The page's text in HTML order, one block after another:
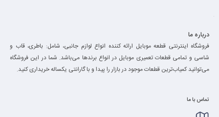
درباره ما
فروشگاه اینترنتی قطعه موبایل ارائه کننده انواع لوازم جانبی، شامل: باطری، قاب و
شاسی و تمامی قطعات تعمیری موبایل در انواع برند‌ها می‌باشد. شما در این فروشگاه
می‌توانید کمیاب‌ترین قطعات موجود در بازار را پیدا و با گارانتی یکساله خریداری کنید.
تماس با ما